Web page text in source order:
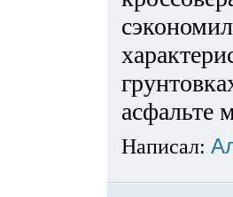
асфальте
Написал: